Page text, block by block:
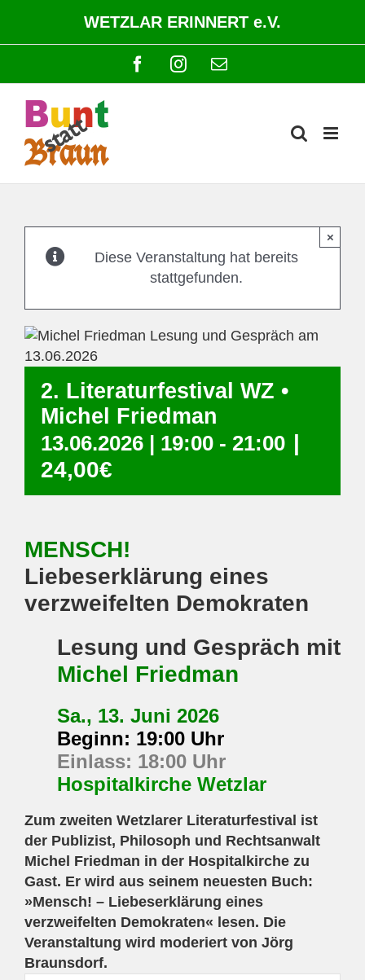
springen
WETZLAR ERINNERT e.V.
FacebookInstagram
E-
Mail
Diese Veranstaltung hat bereits
stattgefunden.
×
2. Literaturfestival WZ •
Michel Friedman
13.06.2026 | 19:00 - 21:00 |
24,00€
MENSCH!
Liebeserklärung eines
verzweifelten Demokraten
Lesung und Gespräch mit
Michel Friedman
Sa., 13. Juni 2026
Beginn: 19:00 Uhr
Einlass: 18:00 Uhr
Hospitalkirche Wetzlar
Zum zweiten Wetzlarer Literaturfestival ist
der Publizist, Philosoph und Rechtsanwalt
Michel Friedman in der Hospitalkirche zu
Gast. Er wird aus seinem neuesten Buch:
»Mensch! – Liebeserklärung eines
verzweifelten Demokraten« lesen. Die
Veranstaltung wird moderiert von Jörg
Braunsdorf.